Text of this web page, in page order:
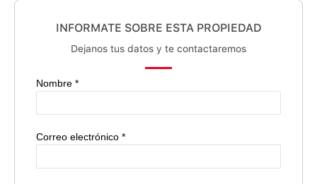
INFORMATE SOBRE ESTA PROPIEDAD
Dejanos tus datos y te contactaremos
Nombre *
Correo electrónico *